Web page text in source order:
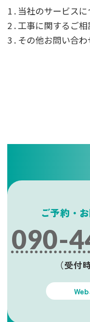
1 . 当社のサービス
2 . 工事に関するご
3 . その他お問い合わ
ご予約・
090-
（受付